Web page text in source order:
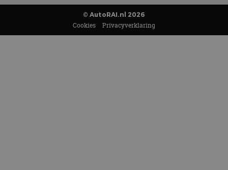
© AutoRAI.nl 2026
Cookies Privacyverklaring